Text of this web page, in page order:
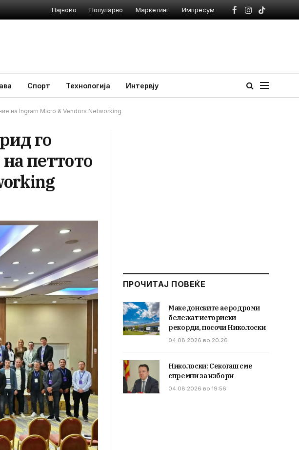
Најново Популарно Маркетинг Импресум
Facebook
Instagram
TikTok
Спорт Технологија Интервју
на Ingram Micro & Vendors Networking
го
петтото
ПРОЧИТАЈ ПОВЕЌЕ
Македонските аеродроми
бележат историски
рекорди, посочи Николоски
04.08.2026 во 20:26
Николоски: Секогаш сме
спремни за избори
04.08.2026 во 19:56